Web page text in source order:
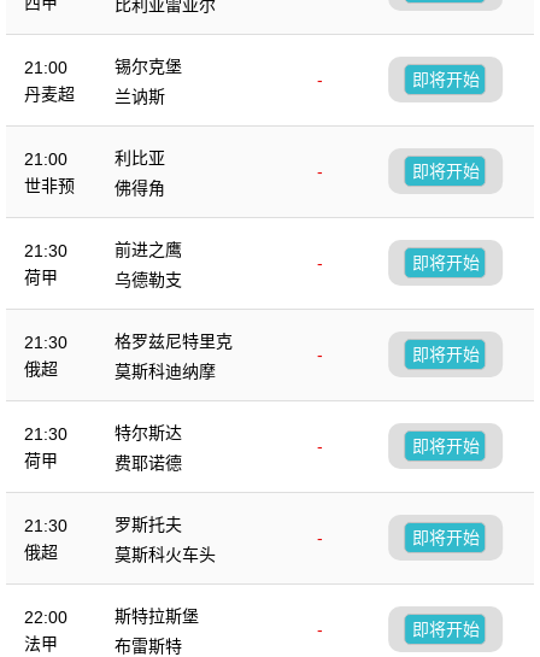
比利亚雷亚尔
21:00
丹麦超
锡尔克堡
-
兰讷斯
即将开始
21:00
世非预
利比亚
-
佛得角
即将开始
21:30
荷甲
前进之鹰
-
乌德勒支
即将开始
21:30
俄超
格罗兹尼特里克
-
莫斯科迪纳摩
即将开始
21:30
荷甲
特尔斯达
-
费耶诺德
即将开始
21:30
俄超
罗斯托夫
-
莫斯科火车头
即将开始
22:00
法甲
斯特拉斯堡
-
布雷斯特
即将开始